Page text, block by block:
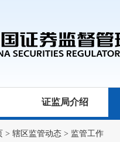
证监局介绍
> 辖区监管动态 > 监管工作